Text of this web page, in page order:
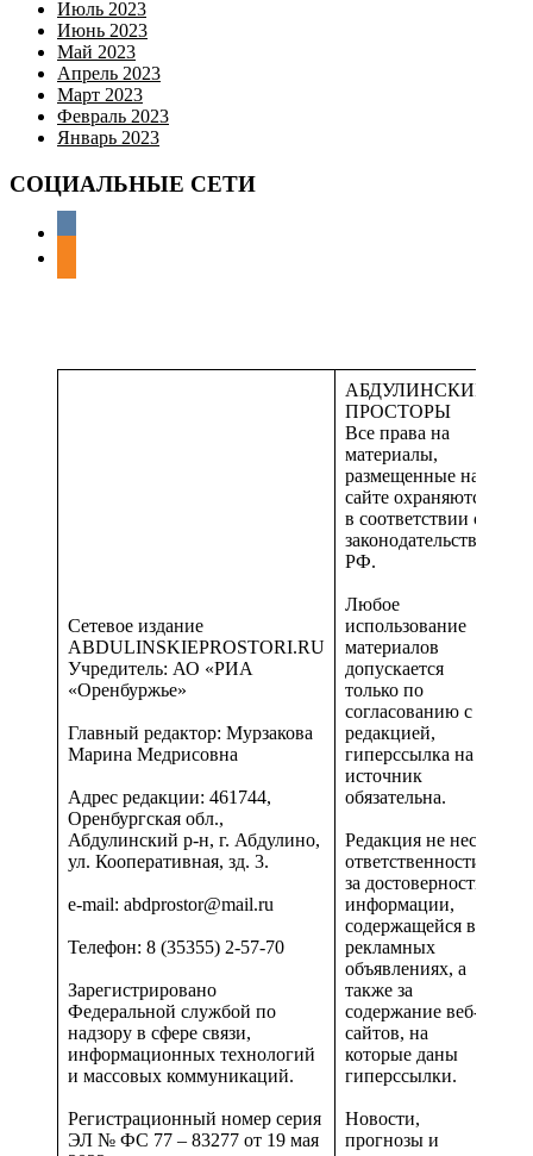
Июль 2023
Июнь 2023
Май 2023
Апрель 2023
Март 2023
Февраль 2023
Январь 2023
СОЦИАЛЬНЫЕ СЕТИ
Сетевое издание
ABDULINSKIEPROSTORI.RU
Учредитель: АО «РИА
«Оренбуржье»
Главный редактор: Мурзакова
Марина Медрисовна
Адрес редакции: 461744,
Оренбургская обл.,
Абдулинский р-н, г. Абдулино,
ул. Кооперативная, зд. 3.
e-mail: abdprostor@mail.ru
Телефон: 8 (35355) 2-57-70
Зарегистрировано
Федеральной службой по
надзору в сфере связи,
информационных технологий
и массовых коммуникаций.
Регистрационный номер серия
ЭЛ № ФС 77 – 83277 от 19 мая
АБДУЛИНСКИЕ
ПРОСТОРЫ
Все права на
материалы,
размещенные на
сайте охраняются
в соответствии с
законодательством
РФ.
Любое
использование
материалов
допускается
только по
согласованию с
редакцией,
гиперссылка на
источник
обязательна.
Редакция не несет
ответственности
за достоверность
информации,
содержащейся в
рекламных
объявлениях, а
также за
содержание веб-
сайтов, на
которые даны
гиперссылки.
Новости,
прогнозы и